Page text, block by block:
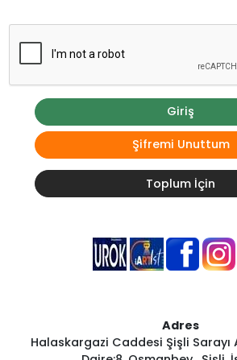
Giriş
Şifremi Unuttum
Toplum İçin
Adres
Halaskargazi Caddesi Şişli Sarayı